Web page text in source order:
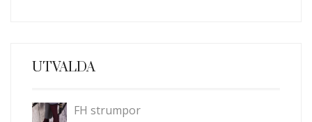
UTVALDA
FH strumpor